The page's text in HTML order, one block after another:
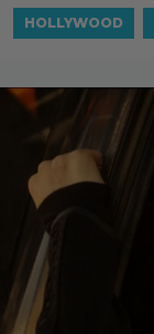
HOLLYWOOD